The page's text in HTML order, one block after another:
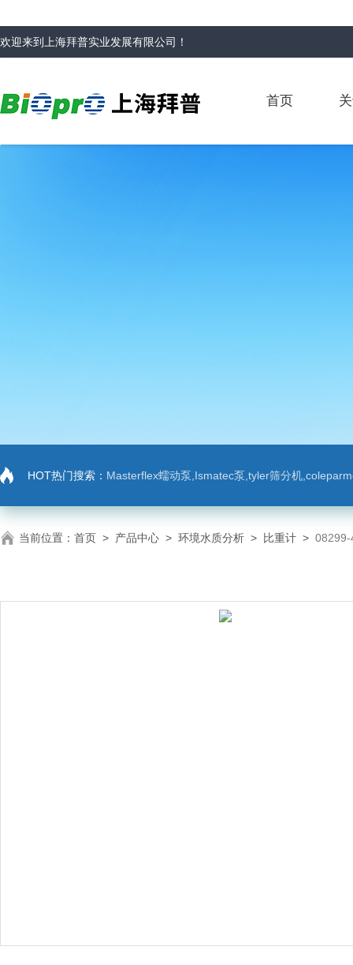
欢迎来到 上海拜普实业发展有限公司 ！
首页
HOT热门搜索： Masterflex蠕动泵,Ismatec泵,tyler筛分机,coleparmer,注射
当前位置： 首页 > 产品中心 > 环境水质分析 > 比重计 > 08299-